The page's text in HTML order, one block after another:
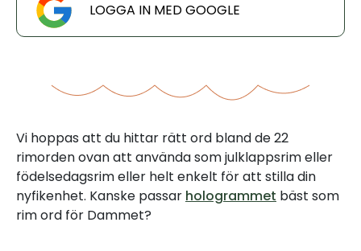
LOGGA IN MED GOOGLE
Vi hoppas att du hittar rätt ord bland de 22
rimorden ovan att använda som julklappsrim eller
födelsedagsrim eller helt enkelt för att stilla din
nyfikenhet. Kanske passar hologrammet bäst som
rim ord för Dammet?